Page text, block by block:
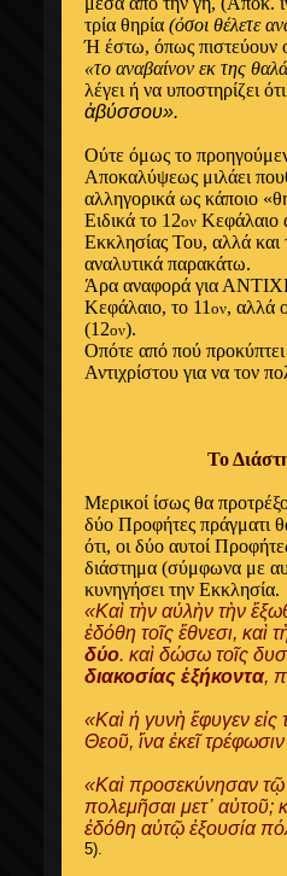
τρία θηρία (όσοι θέλετε
Ή έστω, όπως πιστεύουν
«το αναβαίνον εκ της
λέγει ή να υποστηρίζει
ἀβύσσου».
Ούτε όμως το
Αποκαλύψεως μιλάει
αλληγορικά ως κάποιο
Ειδικά το 12ον Κεφάλαιο
Εκκλησίας Του, αλλά και
αναλυτικά παρακάτω.
Άρα αναφορά για
Κεφάλαιο, το 11 ον, αλλά
(12ον).
Οπότε από πού
Αντιχρίστου για να τον
Το
Μερικοί ίσως θα
δύο Προφήτες πράγματι
ότι, οι δύο αυτοί
διάστημα (σύμφωνα με
κυνηγήσει την Εκκλησία.
«Καὶ τὴν αὐλὴν τὴν
ἐδόθη τοῖς ἔθνεσι, καὶ
δύο. καὶ δώσω τοῖς
διακοσίας ἑξήκοντα,
«Καὶ ἡ γυνὴ ἔφυγεν
Θεοῦ, ἵνα ἐκεῖ
«Καὶ προσεκύνησαν τῷ
πολεμῆσαι μετ᾿ αὐτοῦ;
ἐδόθη αὐτῷ ἐξουσία
5).